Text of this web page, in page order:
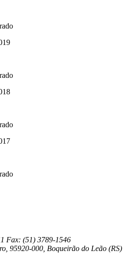
Fax: (51) 3789-1546
95920-000, Boqueirão do Leão (RS)